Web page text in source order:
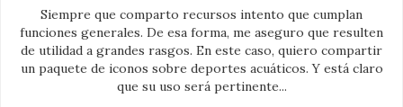
Siempre que comparto recursos intento que cumplan
funciones generales. De esa forma, me aseguro que resulten
de utilidad a grandes rasgos. En este caso, quiero compartir
un paquete de iconos sobre deportes acuáticos. Y está claro
que su uso será pertinente...